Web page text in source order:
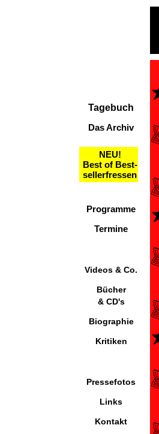
Tagebuch
Das Archiv
NEU!
Best of Best-
sellerfressen
Programme
Termine
Videos & Co.
Bücher
& CD's
Biographie
Kritiken
Pressefotos
Links
Kontakt